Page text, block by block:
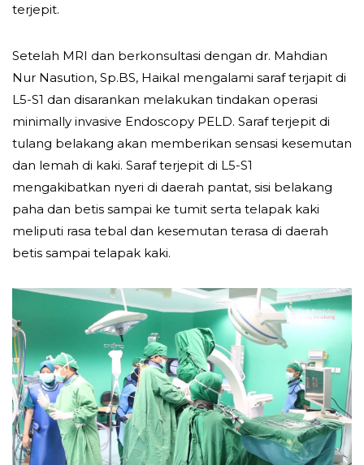
terjepit.
Setelah MRI dan berkonsultasi dengan dr. Mahdian
Nur Nasution, Sp.BS, Haikal mengalami saraf terjapit di
L5-S1 dan disarankan melakukan tindakan operasi
minimally invasive Endoscopy PELD. Saraf terjepit di
tulang belakang akan memberikan sensasi kesemutan
dan lemah di kaki. Saraf terjepit di L5-S1
mengakibatkan nyeri di daerah pantat, sisi belakang
paha dan betis sampai ke tumit serta telapak kaki
meliputi rasa tebal dan kesemutan terasa di daerah
betis sampai telapak kaki.